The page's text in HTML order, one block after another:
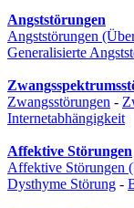
Angststörungen
Angststörungen
Generalisierte
Zwangsstörungen -
Internetabhängigkeit
Affektive Störungen
Affektive Störungen
Dysthyme Störung -